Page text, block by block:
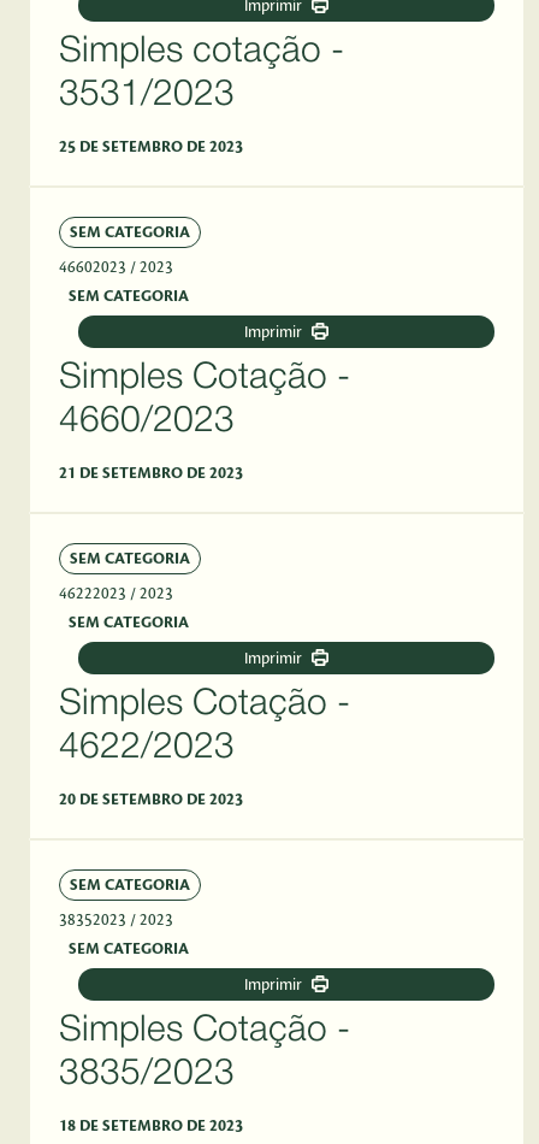
Imprimir
Simples cotação -
3531/2023
25 DE SETEMBRO DE 2023
SEM CATEGORIA
46602023 / 2023
SEM CATEGORIA
Imprimir
Simples Cotação -
4660/2023
21 DE SETEMBRO DE 2023
SEM CATEGORIA
46222023 / 2023
SEM CATEGORIA
Imprimir
Simples Cotação -
4622/2023
20 DE SETEMBRO DE 2023
SEM CATEGORIA
38352023 / 2023
SEM CATEGORIA
Imprimir
Simples Cotação -
3835/2023
18 DE SETEMBRO DE 2023